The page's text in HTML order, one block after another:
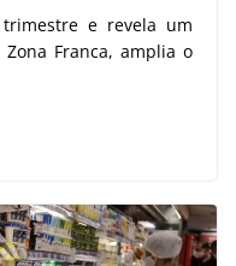
e revela um
Franca, amplia o